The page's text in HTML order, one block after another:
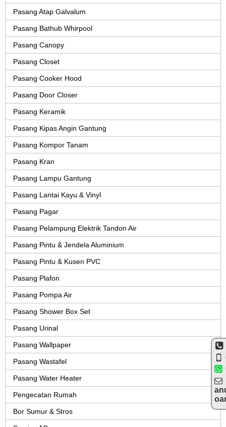
Pasang Atap Galvalum
Pasang Bathub Whirpool
Pasang Canopy
Pasang Closet
Pasang Cooker Hood
Pasang Door Closer
Pasang Keramik
Pasang Kipas Angin Gantung
Pasang Kompor Tanam
Pasang Kran
Pasang Lampu Gantung
Pasang Lantai Kayu & Vinyl
Pasang Pagar
Pasang Pelampung Elektrik Tandon Air
Pasang Pintu & Jendela Aluminium
Pasang Pintu & Kusen PVC
Pasang Plafon
Pasang Pompa Air
Pasang Shower Box Set
Pasang Urinal
Pasang Wallpaper
Pasang Wastafel
Pasang Water Heater
Pengecatan Rumah
Bor Sumur & Stros